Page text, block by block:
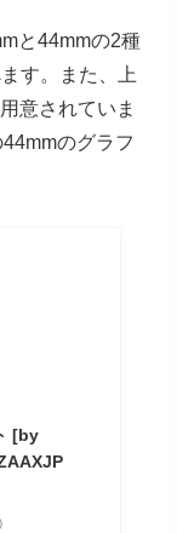
と44mmの2種
す。また、上
意されていま
のグラフ
[by